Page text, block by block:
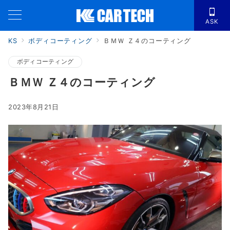
ASK
KS ボディコーティング ＢＭＷ Ｚ４のコーティング
ボディコーティング
ＢＭＷ Ｚ４のコーティング
2023年8月21日